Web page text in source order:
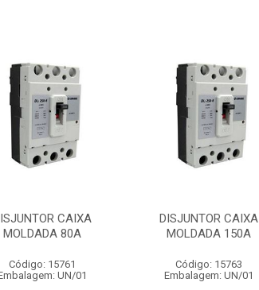
CAIXA
MOLDADA 80A
Código: 15761
UN/01
DISJUNTOR CAIXA
MOLDADA 150A
Código: 15763
Embalagem: UN/01